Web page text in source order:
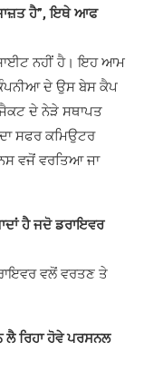
ਹੈ”, ਇਥੇ ਆਫ
ਨਹੀਂ ਹੈ। ਇਹ ਆਮ
ਦੇ ਉਸ ਬੇਸ ਕੈਪ
ਦੇ ਨੇੜੇ ਸਥਾਪਤ
ਸਫਰ ਕਮਿਉਟਰ
ਵਜੋਂ ਵਰਤਿਆ ਜਾ
ਹੈ ਜਦੋ ਡਰਾਇਵਰ
ਵਲੋਂ ਵਰਤਣ ਤੇ
ਰਿਹਾ ਹੋਵੇ ਪਰਸਨਲ